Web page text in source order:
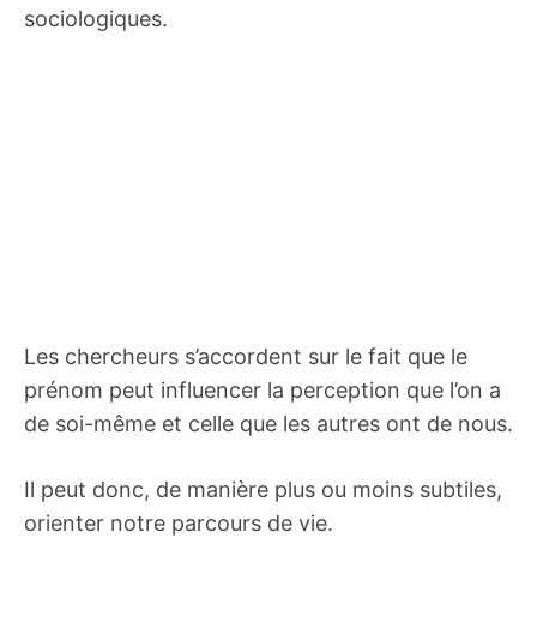
sociologiques.
Les chercheurs s’accordent sur le fait que le
prénom peut influencer la perception que l’on a
de soi-même et celle que les autres ont de nous.
Il peut donc, de manière plus ou moins subtiles,
orienter notre parcours de vie.